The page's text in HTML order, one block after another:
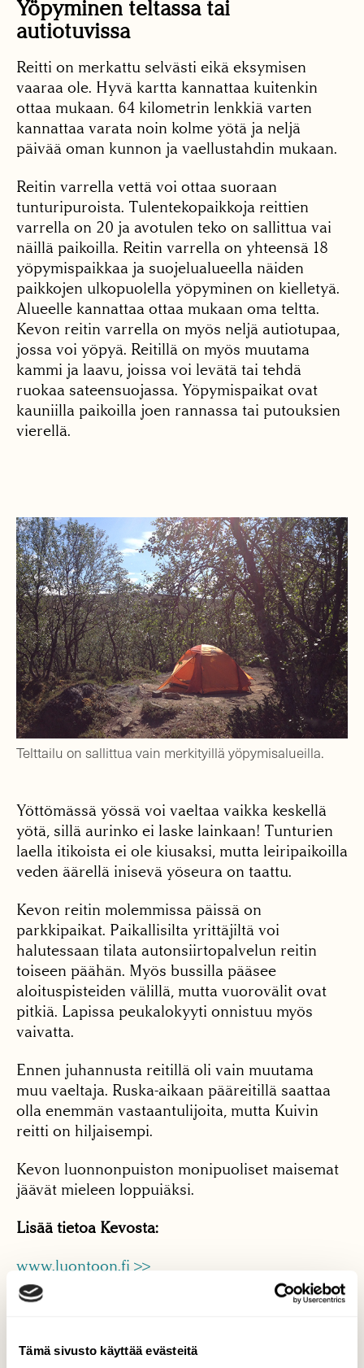
Tämä sivusto käyttää evästeitä
Yöpyminen teltassa tai
autiotuvissa
Reitti on merkattu selvästi eikä eksymisen
vaaraa ole. Hyvä kartta kannattaa kuitenkin
ottaa mukaan. 64 kilometrin lenkkiä varten
kannattaa varata noin kolme yötä ja neljä
päivää oman kunnon ja vaellustahdin mukaan.
Reitin varrella vettä voi ottaa suoraan
tunturipuroista. Tulentekopaikkoja reittien
varrella on 20 ja avotulen teko on sallittua vai
näillä paikoilla. Reitin varrella on yhteensä 18
yöpymispaikkaa ja suojelualueella näiden
paikkojen ulkopuolella yöpyminen on kielletyä.
Alueelle kannattaa ottaa mukaan oma teltta.
Kevon reitin varrella on myös neljä autiotupaa,
jossa voi yöpyä. Reitillä on myös muutama
kammi ja laavu, joissa voi levätä tai tehdä
ruokaa sateensuojassa. Yöpymispaikat ovat
kauniilla paikoilla joen rannassa tai putouksien
vierellä.
Telttailu on sallittua vain merkityillä yöpymisalueilla.
Yöttömässä yössä voi vaeltaa vaikka keskellä
yötä, sillä aurinko ei laske lainkaan! Tunturien
laella itikoista ei ole kiusaksi, mutta leiripaikoilla
veden äärellä inisevä yöseura on taattu.
Kevon reitin molemmissa päissä on
parkkipaikat. Paikallisilta yrittäjiltä voi
halutessaan tilata autonsiirtopalvelun reitin
toiseen päähän. Myös bussilla pääsee
aloituspisteiden välillä, mutta vuorovälit ovat
pitkiä. Lapissa peukalokyyti onnistuu myös
vaivatta.
Ennen juhannusta reitillä oli vain muutama
muu vaeltaja. Ruska-aikaan pääreitillä saattaa
olla enemmän vastaantulijoita, mutta Kuivin
reitti on hiljaisempi.
Kevon luonnonpuiston monipuoliset maisemat
jäävät mieleen loppuiäksi.
Lisää tietoa Kevosta:
www.luontoon.fi >>
Wikipedia >>